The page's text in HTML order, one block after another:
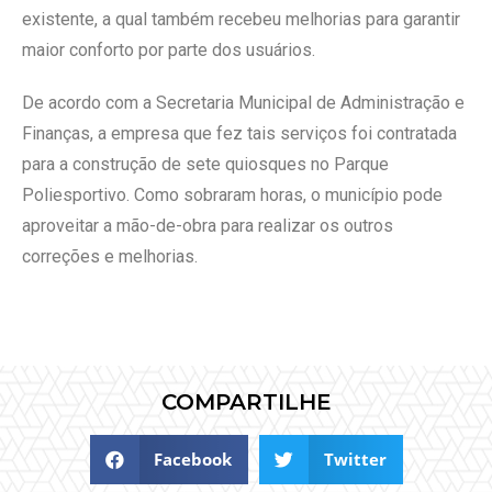
existente, a qual também recebeu melhorias para garantir
maior conforto por parte dos usuários.
De acordo com a Secretaria Municipal de Administração e
Finanças, a empresa que fez tais serviços foi contratada
para a construção de sete quiosques no Parque
Poliesportivo. Como sobraram horas, o município pode
aproveitar a mão-de-obra para realizar os outros
correções e melhorias.
COMPARTILHE
Facebook Twitter